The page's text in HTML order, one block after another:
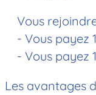
Vous
- Vous payez
- Vous payez
Les avantages